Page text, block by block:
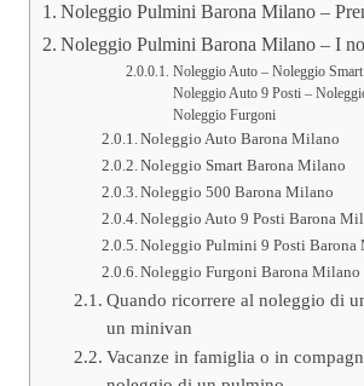
Noleggio Pulmini Barona Milano –
Noleggio Pulmini Barona Milano – I
Noleggio Auto – Noleggio
Noleggio Auto 9 Posti –
Noleggio Furgoni
Noleggio Auto Barona Milano
Noleggio Smart Barona Milano
Noleggio 500 Barona Milano
Noleggio Auto 9 Posti Barona
Noleggio Pulmini 9 Posti Barona
Noleggio Furgoni Barona Milano
Quando ricorrere al noleggio di
un minivan
Vacanze in famiglia o in